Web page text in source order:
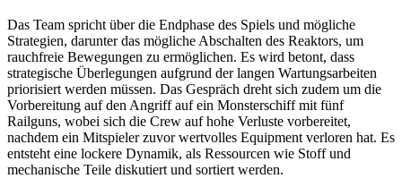
Das Team spricht über die Endphase des Spiels und mögliche
Strategien, darunter das mögliche Abschalten des Reaktors, um
rauchfreie Bewegungen zu ermöglichen. Es wird betont, dass
strategische Überlegungen aufgrund der langen Wartungsarbeiten
priorisiert werden müssen. Das Gespräch dreht sich zudem um die
Vorbereitung auf den Angriff auf ein Monsterschiff mit fünf
Railguns, wobei sich die Crew auf hohe Verluste vorbereitet,
nachdem ein Mitspieler zuvor wertvolles Equipment verloren hat. Es
entsteht eine lockere Dynamik, als Ressourcen wie Stoff und
mechanische Teile diskutiert und sortiert werden.